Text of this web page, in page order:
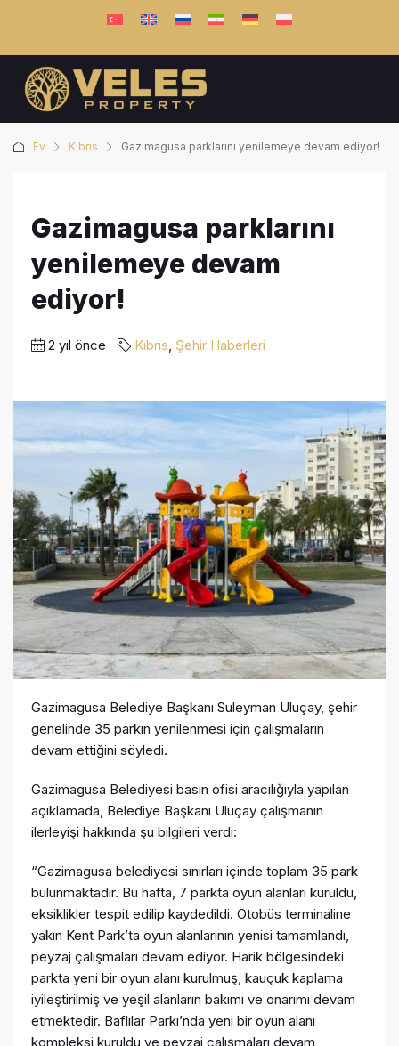
Ev Kıbrıs Gazimagusa parklarını yenilemeye devam ediyor!
Gazimagusa parklarını
yenilemeye devam
ediyor!
2 yıl önce Kıbrıs Şehir Haberleri
Gazimagusa Belediye Başkanı Suleyman Uluçay, şehir
genelinde 35 parkın yenilenmesi için çalışmaların
devam ettiğini söyledi.
Gazimagusa Belediyesi basın ofisi aracılığıyla yapılan
açıklamada, Belediye Başkanı Uluçay çalışmanın
ilerleyişi hakkında şu bilgileri verdi:
“Gazimagusa belediyesi sınırları içinde toplam 35 park
bulunmaktadır. Bu hafta, 7 parkta oyun alanları kuruldu,
eksiklikler tespit edilip kaydedildi. Otobüs terminaline
yakın Kent Park’ta oyun alanlarının yenisi tamamlandı,
peyzaj çalışmaları devam ediyor. Harik bölgesindeki
parkta yeni bir oyun alanı kurulmuş, kauçuk kaplama
iyileştirilmiş ve yeşil alanların bakımı ve onarımı devam
etmektedir. Baflılar Parkı’nda yeni bir oyun alanı
kompleksi kuruldu ve peyzaj çalışmaları devam